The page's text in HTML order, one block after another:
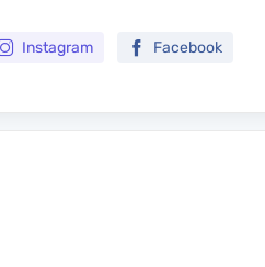
Instagram Facebook